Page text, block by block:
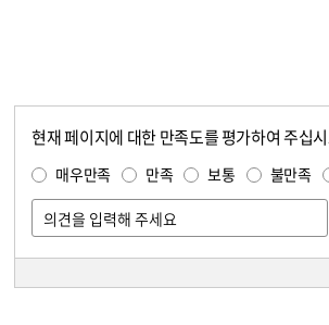
현재 페이지에 대한 만족도를 평가하여 주십
매우만족 만족 보통 불만족